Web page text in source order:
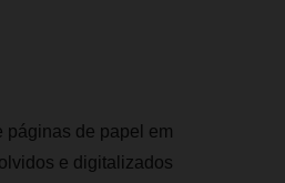
páginas de papel em
e digitalizados